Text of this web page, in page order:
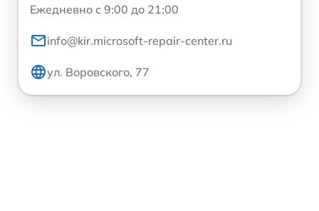
Ежедневно с 9:00 до 21:00
info@kir.microsoft-repair-center.ru
ул. Воровского, 77